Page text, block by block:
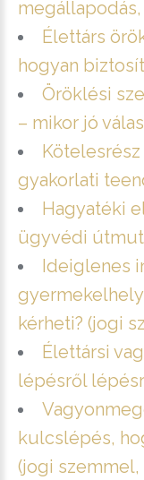
Élettárs
hogyan
Öröklési
– mikor jó
gyakorlati
Hagyatéki
ügyvédi
Ideiglenes
kérheti? (jogi
Élettársi
lépésről
kulcslépés,
(jogi